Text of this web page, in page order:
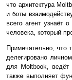
что архитектура
и боты
всего агент узнаёт
человека, который
Примечательно, что
делегировано
для Moltbook, ведёт
также выполняет